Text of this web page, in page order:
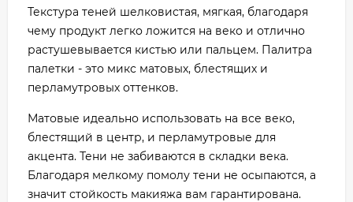
Текстура теней шелковистая, мягкая, благодаря
чему продукт легко ложится на веко и отлично
растушевывается кистью или пальцем. Палитра
палетки - это микс матовых, блестящих и
перламутровых оттенков.
Матовые идеально использовать на все веко,
блестящий в центр, и перламутровые для
акцента. Тени не забиваются в складки века.
Благодаря мелкому помолу тени не осыпаются, а
значит стойкость макияжа вам гарантирована.